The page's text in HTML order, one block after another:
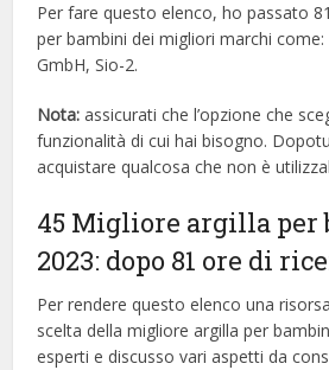
Per fare questo elenco, ho passato
per bambini dei migliori marchi come:
GmbH, Sio-2.
Nota: assicurati che l’opzione che
funzionalità di cui hai bisogno.
acquistare qualcosa che non è
45 Migliore argilla per
2023: dopo 81 ore di
Per rendere questo elenco una
scelta della migliore argilla per
esperti e discusso vari aspetti da